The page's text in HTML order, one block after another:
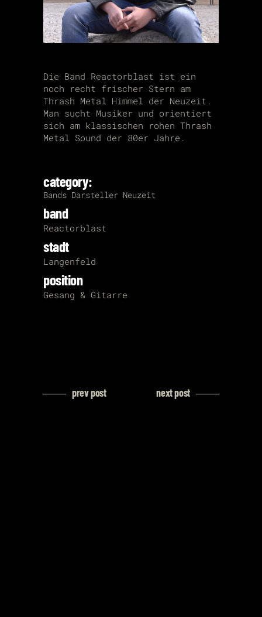
Die Band Reactorblast ist ein
noch recht frischer Stern am
Thrash Metal Himmel der Neuzeit.
Man sucht Musiker und orientiert
sich am klassischen rohen Thrash
Metal Sound der 80er Jahre.
category:
Bands Darsteller Neuzeit
band
Reactorblast
stadt
Langenfeld
position
Gesang & Gitarre
prev post next post